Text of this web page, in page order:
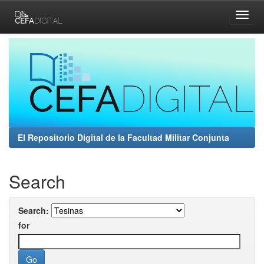
navigation
El Repositorio Digital de la Facultad Militar Conjunta
Search
Search:
for